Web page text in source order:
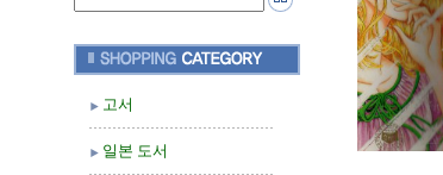
고서
일본 도서